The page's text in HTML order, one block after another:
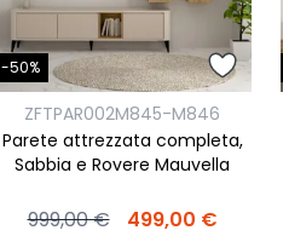
-50%
ZFTPAR002M845-M846
Parete attrezzata completa,
Sabbia e Rovere Mauvella
999,00 € 499,00 €